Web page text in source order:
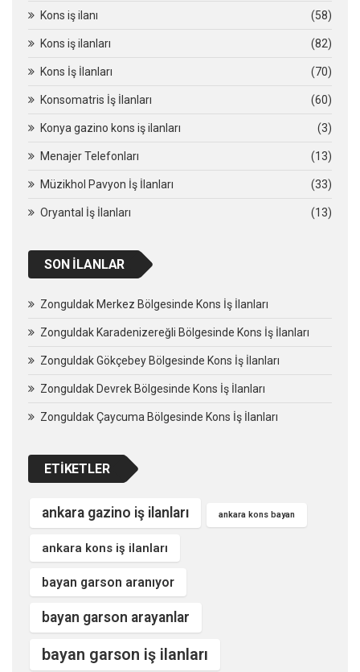
Kons iş ilanı (58)
Kons iş ilanları (82)
Kons İş İlanları (70)
Konsomatris İş İlanları (60)
Konya gazino kons iş ilanları (3)
Menajer Telefonları (13)
Müzikhol Pavyon İş İlanları (33)
Oryantal İş İlanları (13)
SON İLANLAR
Zonguldak Merkez Bölgesinde Kons İş İlanları
Zonguldak Karadenizereğli Bölgesinde Kons İş İlanları
Zonguldak Gökçebey Bölgesinde Kons İş İlanları
Zonguldak Devrek Bölgesinde Kons İş İlanları
Zonguldak Çaycuma Bölgesinde Kons İş İlanları
ETIKETLER
ankara gazino iş ilanları ankara kons bayan
ankara kons iş ilanları
bayan garson aranıyor
bayan garson arayanlar
bayan garson iş ilanları